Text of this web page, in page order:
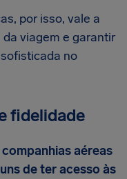
por isso, vale a
viagem e garantir
no
fidelidade
aéreas
de ter acesso às